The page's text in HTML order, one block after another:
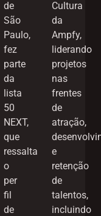
de
São
Paulo,
fez
parte
da
lista
50
NEXT,
que
ressalta
o
per
fil
de
Cultura
da
Ampfy,
liderando
projetos
nas
frentes
de
atração,
e
retenção
de
talentos,
incluindo